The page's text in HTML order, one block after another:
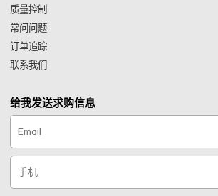
质量控制
常问问题
订单追踪
联系我们
给我发送求购信息